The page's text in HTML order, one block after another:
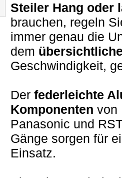
Steiler Hang oder
brauchen, regeln
immer genau die
dem
Geschwindigkeit,
Der federleichte
Komponenten von
Panasonic und
Gänge sorgen für
Einsatz.